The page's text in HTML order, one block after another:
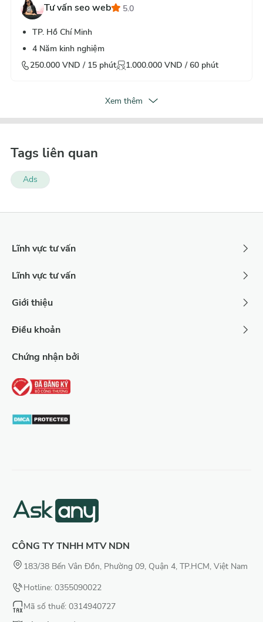
Tư vấn seo web 5.0
TP. Hồ Chí Minh
4 Năm kinh nghiệm
250.000 VND / 15 phút 1.000.000 VND /60 phút
Xem thêm
Tags liên quan
Ads
Lĩnh vực tư vấn
Lĩnh vực tư vấn
Giới thiệu
Điều khoản
Chứng nhận bởi
CÔNG TY TNHH MTV NDN
183/38 Bến Vân Đồn, Phường 09, Quận 4, TP.HCM, Việt Nam
Hotline: 0355090022
Mã số thuế: 0314940727